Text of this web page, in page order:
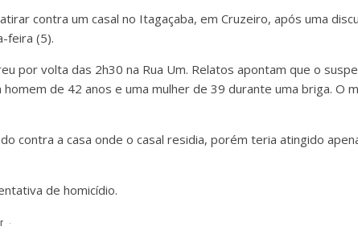
contra um casal no Itagaçaba, em Cruzeiro, após uma
feira (5).
por volta das 2h30 na Rua Um. Relatos apontam que o
de 42 anos e uma mulher de 39 durante uma briga. O
contra a casa onde o casal residia, porém teria atingido
de homicídio.